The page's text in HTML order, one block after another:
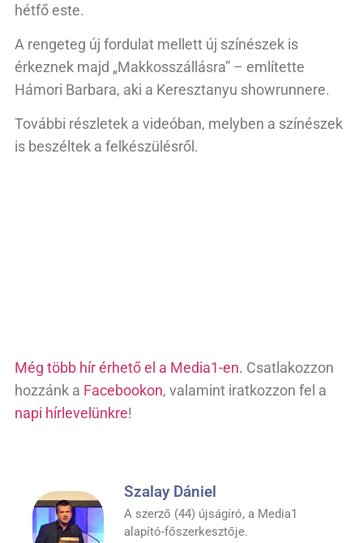
hétfő este.
A rengeteg új fordulat mellett új színészek is
érkeznek majd „Makkosszállásra” – említette
Hámori Barbara, aki a Keresztanyu showrunnere.
További részletek a videóban, melyben a színészek
is beszéltek a felkészülésről.
Még több hír érhető el a Media1-en. Csatlakozzon
hozzánk a Facebookon, valamint iratkozzon fel a
napi hírlevelünkre!
Szalay Dániel
A szerző (44) újságíró, a Media1
alapító-főszerkesztője.